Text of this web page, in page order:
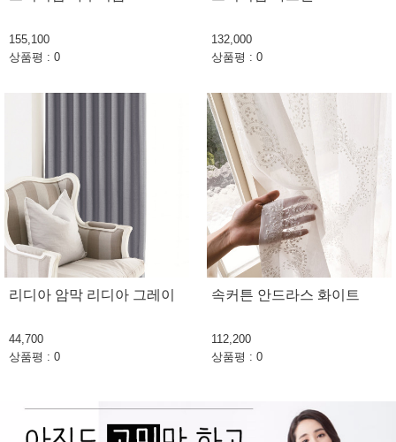
155,100
상품평 : 0
132,000
상품평 : 0
리디아 암막 리디아 그레이
44,700
상품평 : 0
속커튼 안드라스 화이트
112,200
상품평 : 0